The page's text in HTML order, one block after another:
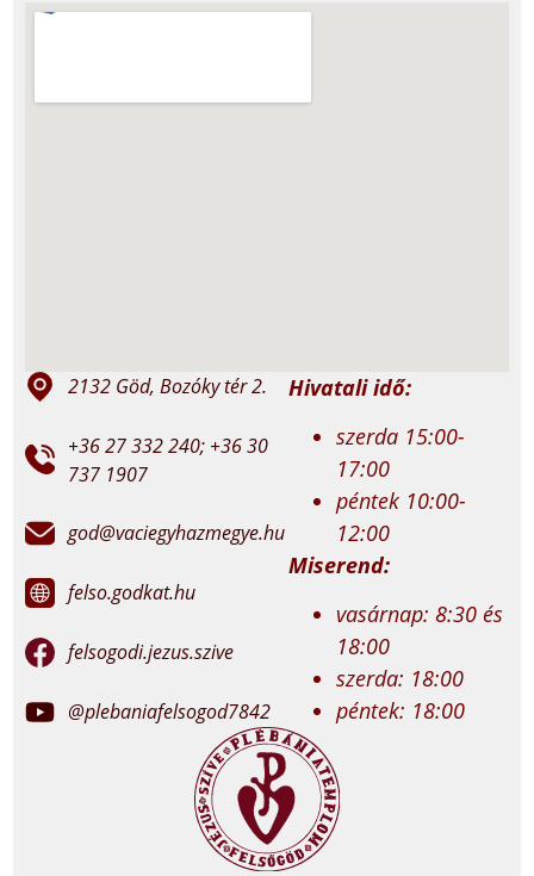
2132 Göd, Bozóky tér 2.
+36 27 332 240; +36 30
737 1907
god@vaciegyhazmegye.hu
felso.godkat.hu
felsogodi.jezus.szive
@plebaniafelsogod7842
Hivatali idő:
szerda 15:00-
17:00
péntek 10:00-
12:00
Miserend:
vasárnap: 8:30 és
18:00
szerda: 18:00
péntek: 18:00